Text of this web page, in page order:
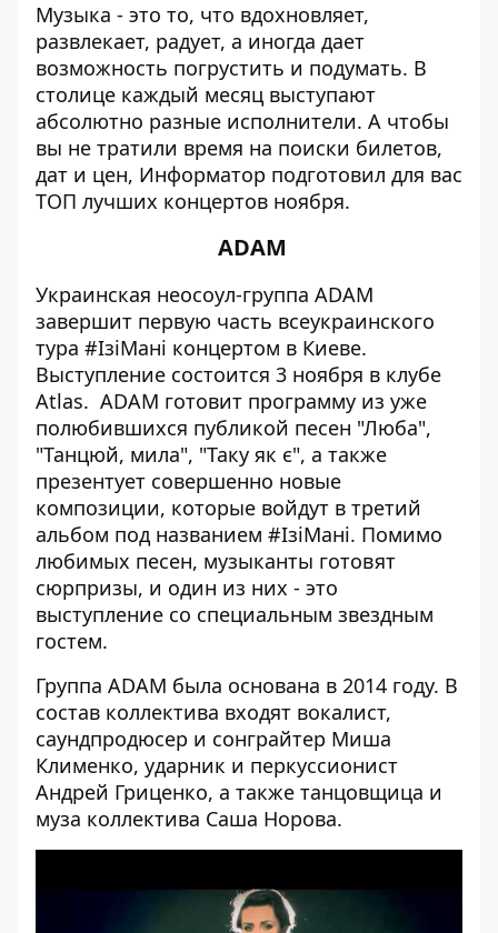
Музыка - это то, что вдохновляет,
развлекает, радует, а иногда дает
возможность погрустить и подумать. В
столице каждый месяц выступают
абсолютно разные исполнители. А чтобы
вы не тратили время на поиски билетов,
дат и цен, Информатор подготовил для вас
ТОП лучших концертов ноября.
ADAM
Украинская неосоул-группа ADAM
завершит первую часть всеукраинского
тура #ІзіМані концертом в Киеве.
Выступление состоится 3 ноября в клубе
Atlas. ADAM готовит программу из уже
полюбившихся публикой песен "Люба",
"Танцюй, мила", "Таку як є", а также
презентует совершенно новые
композиции, которые войдут в третий
альбом под названием #ІзіМані. Помимо
любимых песен, музыканты готовят
сюрпризы, и один из них - это
выступление со специальным звездным
гостем.
Группа ADAM была основана в 2014 году. В
состав коллектива входят вокалист,
саундпродюсер и сонграйтер Миша
Клименко, ударник и перкуссионист
Андрей Гриценко, а также танцовщица и
муза коллектива Саша Норова.